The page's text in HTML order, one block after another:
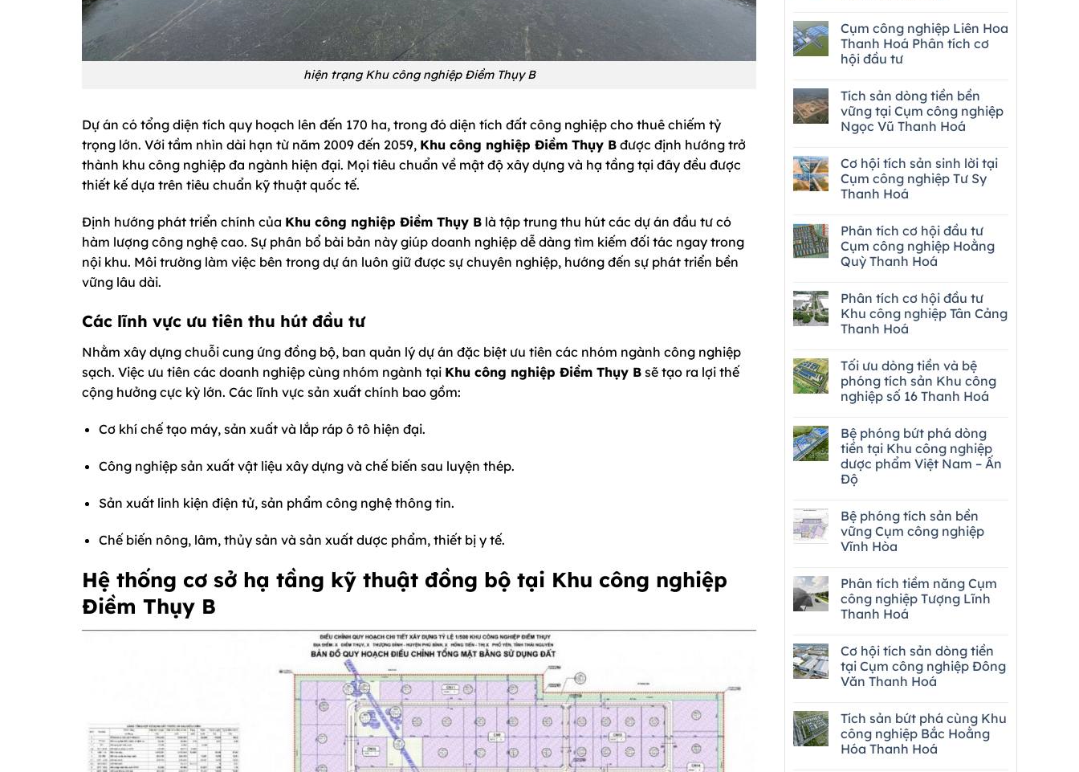
hiện trạng Khu công nghiệp Điềm Thụy B
Dự án có tổng diện tích quy hoạch lên đến 170 ha, trong đó diện tích đất công nghiệp cho thuê chiếm tỷ
trọng lớn. Với tầm nhìn dài hạn từ năm 2009 đến 2059, Khu công nghiệp Điềm Thụy B được định hướng trở
thành khu công nghiệp đa ngành hiện đại. Mọi tiêu chuẩn về mật độ xây dựng và hạ tầng tại đây đều được
thiết kế dựa trên tiêu chuẩn kỹ thuật quốc tế.
Định hướng phát triển chính của Khu công nghiệp Điềm Thụy B là tập trung thu hút các dự án đầu tư có
hàm lượng công nghệ cao. Sự phân bổ bài bản này giúp doanh nghiệp dễ dàng tìm kiếm đối tác ngay trong
nội khu. Môi trường làm việc bên trong dự án luôn giữ được sự chuyên nghiệp, hướng đến sự phát triển bền
vững lâu dài.
Các lĩnh vực ưu tiên thu hút đầu tư
Nhằm xây dựng chuỗi cung ứng đồng bộ, ban quản lý dự án đặc biệt ưu tiên các nhóm ngành công nghiệp
sạch. Việc ưu tiên các doanh nghiệp cùng nhóm ngành tại Khu công nghiệp Điềm Thụy B sẽ tạo ra lợi thế
cộng hưởng cực kỳ lớn. Các lĩnh vực sản xuất chính bao gồm:
Cơ khí chế tạo máy, sản xuất và lắp ráp ô tô hiện đại.
Công nghiệp sản xuất vật liệu xây dựng và chế biến sau luyện thép.
Sản xuất linh kiện điện tử, sản phẩm công nghệ thông tin.
Chế biến nông, lâm, thủy sản và sản xuất dược phẩm, thiết bị y tế.
Hệ thống cơ sở hạ tầng kỹ thuật đồng bộ tại Khu công nghiệp
Điềm Thụy B
Cụm công nghiệp Liên Hoa
Thanh Hoá Phân tích cơ
hội đầu tư
Tích sản dòng tiền bền
vững tại Cụm công nghiệp
Ngọc Vũ Thanh Hoá
Cơ hội tích sản sinh lời tại
Cụm công nghiệp Tư Sy
Thanh Hoá
Phân tích cơ hội đầu tư
Cụm công nghiệp Hoằng
Quỳ Thanh Hoá
Phân tích cơ hội đầu tư
Khu công nghiệp Tân Cảng
Thanh Hoá
Tối ưu dòng tiền và bệ
phóng tích sản Khu công
nghiệp số 16 Thanh Hoá
Bệ phóng bứt phá dòng
tiền tại Khu công nghiệp
dược phẩm Việt Nam – Ấn
Độ
Bệ phóng tích sản bền
vững Cụm công nghiệp
Vĩnh Hòa
Phân tích tiềm năng Cụm
công nghiệp Tượng Lĩnh
Thanh Hoá
Cơ hội tích sản dòng tiền
tại Cụm công nghiệp Đông
Văn Thanh Hoá
Tích sản bứt phá cùng Khu
công nghiệp Bắc Hoằng
Hóa Thanh Hoá